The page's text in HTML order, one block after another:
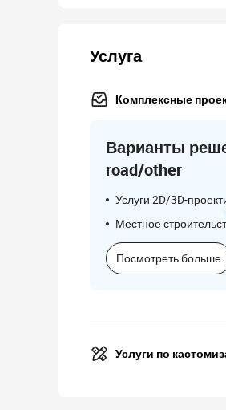
Услуга
Комплексные
Варианты
road/other
Услуги 2D/3D-
Местное
Посмотреть больше
Услуги по